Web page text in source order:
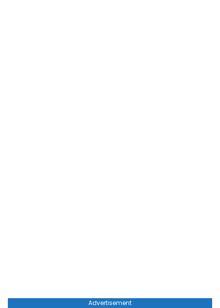
Advertisement